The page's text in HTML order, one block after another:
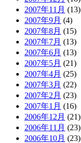
2007年11月 (13)
2007年9月 (4)
2007年8月 (15)
2007年7月 (13)
2007年6月 (13)
2007年5月 (21)
2007年4月 (25)
2007年3月 (22)
2007年2月 (23)
2007年1月 (16)
2006年12月 (21)
2006年11月 (23)
2006年10月 (23)